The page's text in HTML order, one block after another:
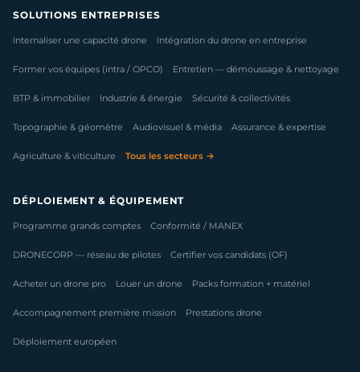
SOLUTIONS ENTREPRISES
Internaliser une capacité drone Intégration du drone en entreprise
Former vos équipes (intra / OPCO) Entretien — démoussage & nettoyage
BTP & immobilier Industrie & énergie Sécurité & collectivités
Topographie & géomètre Audiovisuel & média Assurance & expertise
Agriculture & viticulture Tous les secteurs →
DÉPLOIEMENT & ÉQUIPEMENT
Programme grands comptes Conformité / MANEX
DRONECORP — réseau de pilotes Certifier vos candidats (OF)
Acheter un drone pro Louer un drone Packs formation + matériel
Accompagnement première mission Prestations drone
Déploiement européen